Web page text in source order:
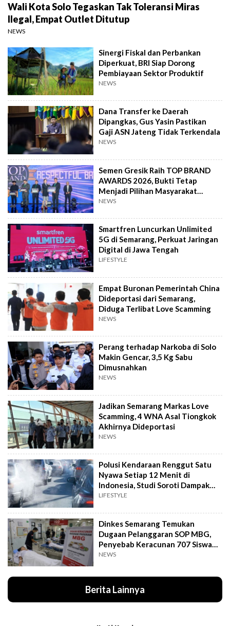
Wali Kota Solo Tegaskan Tak Toleransi Miras
Ilegal, Empat Outlet Ditutup
NEWS
Sinergi Fiskal dan Perbankan
Diperkuat, BRI Siap Dorong
Pembiayaan Sektor Produktif
NEWS
Dana Transfer ke Daerah
Dipangkas, Gus Yasin Pastikan
Gaji ASN Jateng Tidak Terkendala
NEWS
Semen Gresik Raih TOP BRAND
AWARDS 2026, Bukti Tetap
Menjadi Pilihan Masyarakat
Indonesia
NEWS
Smartfren Luncurkan Unlimited
5G di Semarang, Perkuat Jaringan
Digital di Jawa Tengah
LIFESTYLE
Empat Buronan Pemerintah China
Dideportasi dari Semarang,
Diduga Terlibat Love Scamming
NEWS
Perang terhadap Narkoba di Solo
Makin Gencar, 3,5 Kg Sabu
Dimusnahkan
NEWS
Jadikan Semarang Markas Love
Scamming, 4 WNA Asal Tiongkok
Akhirnya Dideportasi
NEWS
Polusi Kendaraan Renggut Satu
Nyawa Setiap 12 Menit di
Indonesia, Studi Soroti Dampak
Seriusnya
LIFESTYLE
Dinkes Semarang Temukan
Dugaan Pelanggaran SOP MBG,
Penyebab Keracunan 707 Siswa
Masih Diteliti
NEWS
Berita Lainnya